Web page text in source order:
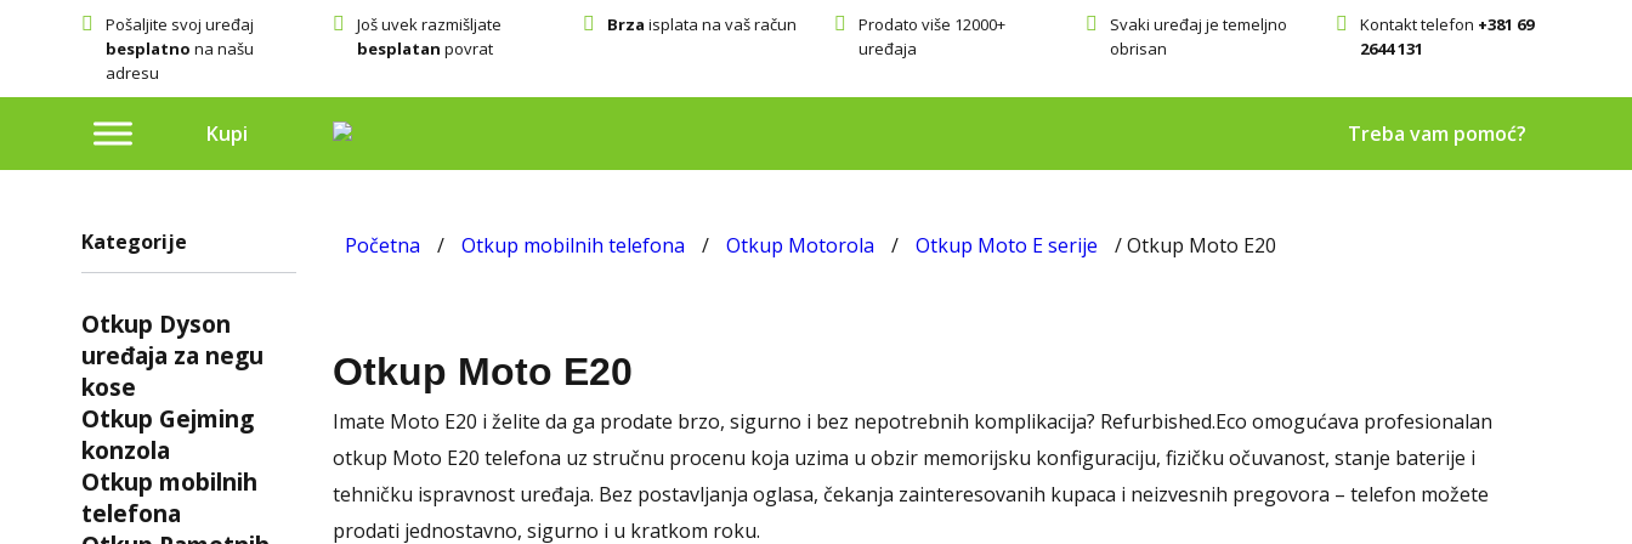
Pošaljite svoj uređaj
besplatno na našu
adresu
Još uvek razmišljate
besplatan povrat
Brza isplata na vaš račun
Prodato više 12000+
uređaja
Svaki uređaj je temeljno
obrisan
Kontakt telefon +381 69
2644 131
Kupi Treba vam pomoć?
Kategorije
Otkup Dyson
uređaja za negu
kose
Otkup Gejming
konzola
Otkup mobilnih
telefona
Početna / Otkup mobilnih telefona / Otkup Motorola / Otkup Moto E serije / Otkup Moto E20
Otkup Moto E20
Imate Moto E20 i želite da ga prodate brzo, sigurno i bez nepotrebnih komplikacija? Refurbished.Eco omogućava profesionalan
otkup Moto E20 telefona uz stručnu procenu koja uzima u obzir memorijsku konfiguraciju, fizičku očuvanost, stanje baterije i
tehničku ispravnost uređaja. Bez postavljanja oglasa, čekanja zainteresovanih kupaca i neizvesnih pregovora – telefon možete
prodati jednostavno, sigurno i u kratkom roku.